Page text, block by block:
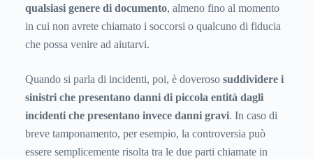
qualsiasi genere di documento, almeno fino al momento
in cui non avrete chiamato i soccorsi o qualcuno di fiducia
che possa venire ad aiutarvi.
Quando si parla di incidenti, poi, è doveroso suddividere i
sinistri che presentano danni di piccola entità dagli
incidenti che presentano invece danni gravi. In caso di
breve tamponamento, per esempio, la controversia può
essere semplicemente risolta tra le due parti chiamate in